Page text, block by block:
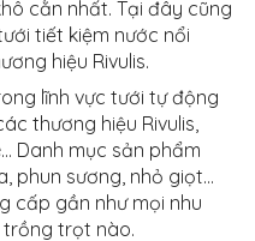
cằn nhất. Tại đây cũng
tiết kiệm nước nổi
hiệu Rivulis.
lĩnh vực tưới tự động
thương hiệu Rivulis,
Danh mục sản phẩm
phun sương, nhỏ giọt…
cấp gần như mọi nhu
trọt nào.